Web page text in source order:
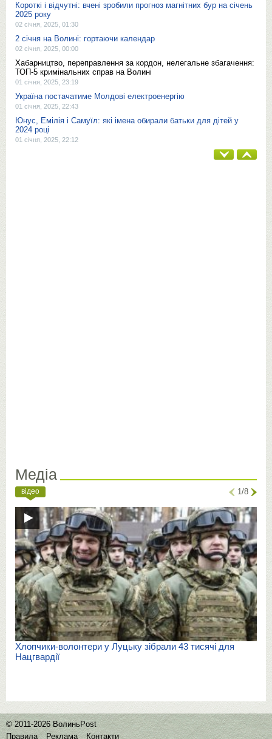
Короткі і відчутні: вчені зробили прогноз магнітних бур на січень
2025 року
02 січня, 2025, 01:30
2 січня на Волині: гортаючи календар
02 січня, 2025, 00:00
Хабарництво, переправлення за кордон, нелегальне збагачення:
ТОП-5 кримінальних справ на Волині
01 січня, 2025, 23:19
Україна постачатиме Молдові електроенергію
01 січня, 2025, 22:43
Юнус, Емілія і Самуїл: які імена обирали батьки для дітей у
2024 році
01 січня, 2025, 22:12
Медіа
відео 1/8
Хлопчики-волонтери у Луцьку зібрали 43 тисячі для
Нацгвардії
© 2011-2026 ВолиньPost
Правила
Реклама Контакти